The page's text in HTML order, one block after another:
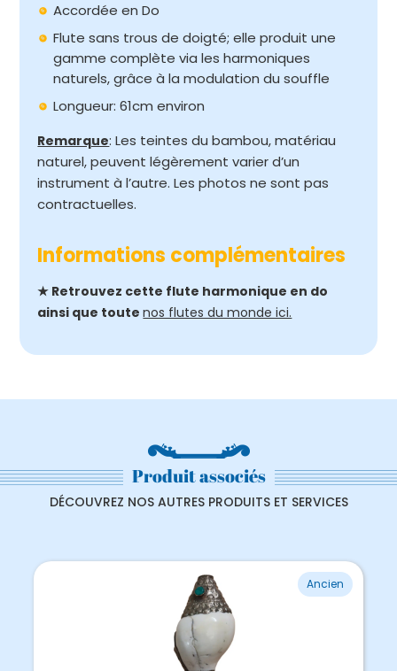
Accordée en Do
Flute sans trous de doigté; elle produit une
gamme complète via les harmoniques
naturels, grâce à la modulation du souffle
Longueur: 61cm environ
Remarque: Les teintes du bambou, matériau
naturel, peuvent légèrement varier d’un
instrument à l’autre. Les photos ne sont pas
contractuelles.
Informations complémentaires
★ Retrouvez cette flute harmonique en do
ainsi que toutenos flutes du monde ici.
Produit associés
DÉCOUVREZ NOS AUTRES PRODUITS ET SERVICES
Ancien